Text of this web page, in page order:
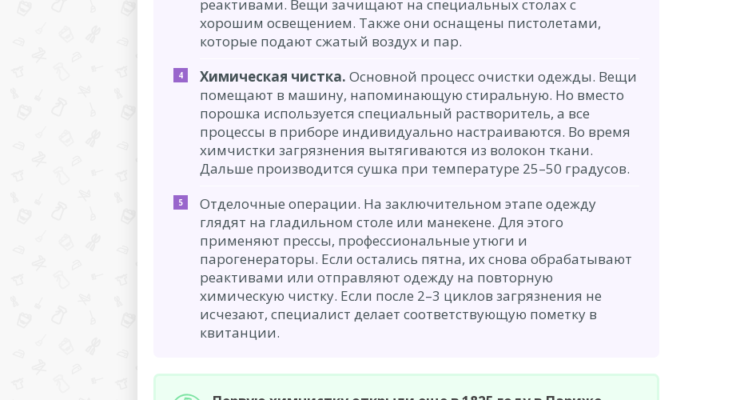
реактивами. Вещи зачищают на специальных столах с
хорошим освещением. Также они оснащены пистолетами,
которые подают сжатый воздух и пар.
Химическая чистка. Основной процесс очистки одежды. Вещи
помещают в машину, напоминающую стиральную. Но вместо
порошка используется специальный растворитель, а все
процессы в приборе индивидуально настраиваются. Во время
химчистки загрязнения вытягиваются из волокон ткани.
Дальше производится сушка при температуре 25–50 градусов.
Отделочные операции. На заключительном этапе одежду
глядят на гладильном столе или манекене. Для этого
применяют прессы, профессиональные утюги и
парогенераторы. Если остались пятна, их снова обрабатывают
реактивами или отправляют одежду на повторную
химическую чистку. Если после 2–3 циклов загрязнения не
исчезают, специалист делает соответствующую пометку в
квитанции.